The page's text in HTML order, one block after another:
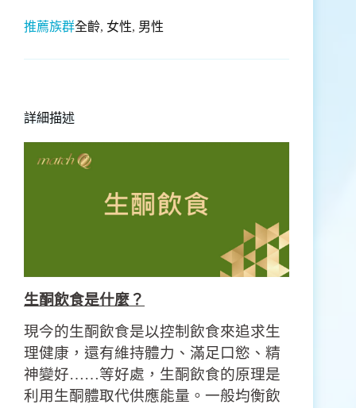
推薦族群全齡, 女性, 男性
詳細描述
生酮飲食是什麼？
現今的生酮飲食是以控制飲食來追求生
理健康，還有維持體力、滿足口慾、精
神變好……等好處，生酮飲食的原理是
利用生酮體取代供應能量 。一般均衡飲